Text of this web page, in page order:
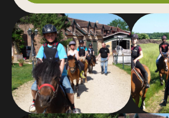
et vos achats autres tels passage
.médailles souvenirs.
Equipos para proveer :
casque et cotisation club à jour
Documentos para
fiche inscription complète du
date de la cotisation annuelle